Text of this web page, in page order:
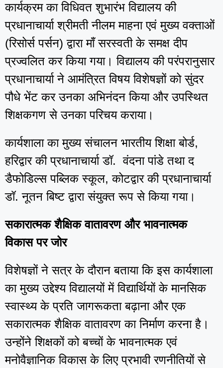
कार्यक्रम का विधिवत शुभारंभ विद्यालय की
प्रधानाचार्या श्रीमती नीलम माहना एवं मुख्य वक्ताओं
(रिसोर्स पर्सन) द्वारा माँ सरस्वती के समक्ष दीप
प्रज्वलित कर किया गया। विद्यालय की परंपरानुसार
प्रधानाचार्या ने आमंत्रित विषय विशेषज्ञों को सुंदर
पौधे भेंट कर उनका अभिनंदन किया और उपस्थित
शिक्षकगण से उनका परिचय कराया।
कार्यशाला का मुख्य संचालन भारतीय शिक्षा बोर्ड,
हरिद्वार की प्रधानाचार्या डॉ. वंदना पांडे तथा द
डैफोडिल्स पब्लिक स्कूल, कोटद्वार की प्रधानाचार्या
डॉ. नूतन बिष्ट द्वारा संयुक्त रूप से किया गया।
सकारात्मक शैक्षिक वातावरण और भावनात्मक
विकास पर जोर
विशेषज्ञों ने सत्र के दौरान बताया कि इस कार्यशाला
का मुख्य उद्देश्य विद्यालयों में विद्यार्थियों के मानसिक
स्वास्थ्य के प्रति जागरूकता बढ़ाना और एक
सकारात्मक शैक्षिक वातावरण का निर्माण करना है।
उन्होंने शिक्षकों को बच्चों के भावनात्मक एवं
मनोवैज्ञानिक विकास के लिए प्रभावी रणनीतियों से